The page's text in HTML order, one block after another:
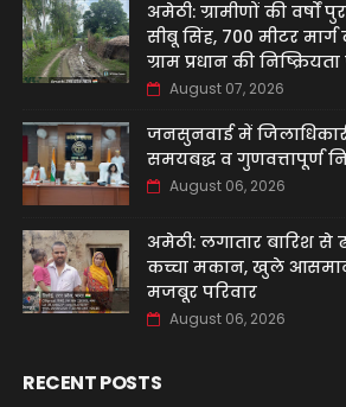
अमेठी: ग्रामीणों की वर्षों
सीबू सिंह, 700 मीटर
ग्राम प्रधान की
August 07, 2026
जनसुनवाई में
समयबद्ध व गुणवत्तापूर्ण
August 06, 2026
अमेठी: लगातार बारिश से
कच्चा मकान, खुले
मजबूर परिवार
August 06, 2026
RECENT POSTS